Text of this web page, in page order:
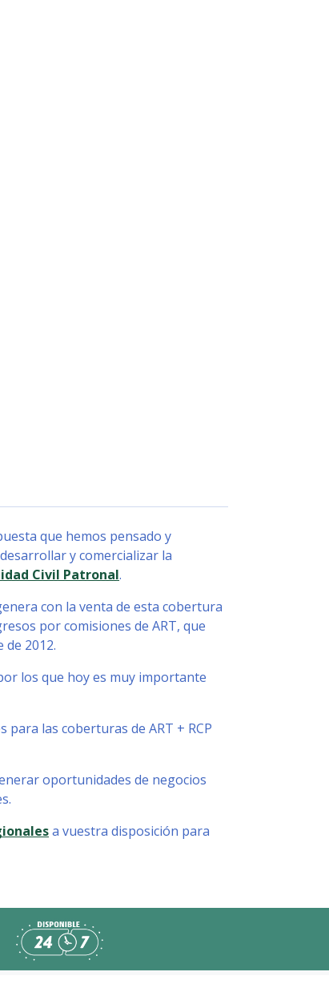
que hemos pensado y
y comercializar la
Civil Patronal.
con la venta de esta cobertura
por comisiones de ART, que
2012.
los que hoy es muy importante
las coberturas de ART + RCP
oportunidades de negocios
a vuestra disposición para